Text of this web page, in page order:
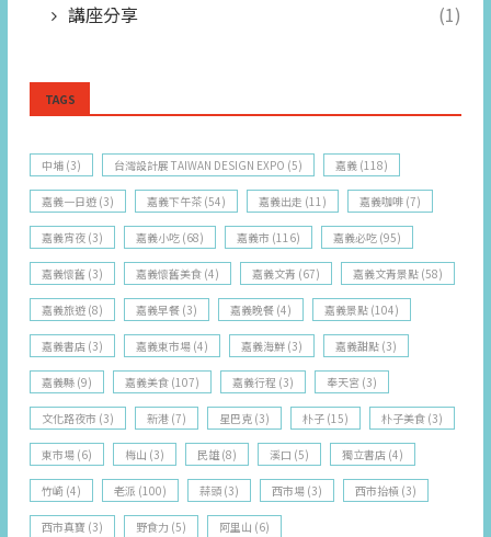
講座分享
(1)
TAGS
中埔 (3) 台灣設計展 TAIWAN DESIGN EXPO (5) 嘉義 (118)
嘉義一日遊 (3) 嘉義下午茶 (54) 嘉義出走 (11) 嘉義咖啡 (7)
嘉義宵夜 (3) 嘉義小吃 (68) 嘉義市 (116) 嘉義必吃 (95)
嘉義懷舊 (3) 嘉義懷舊美食 (4) 嘉義文青 (67) 嘉義文青景點 (58)
嘉義旅遊 (8) 嘉義早餐 (3) 嘉義晚餐 (4) 嘉義景點 (104)
嘉義書店 (3) 嘉義東市場 (4) 嘉義海鮮 (3) 嘉義甜點 (3)
嘉義縣 (9) 嘉義美食 (107) 嘉義行程 (3) 奉天宮 (3)
文化路夜市 (3) 新港 (7) 星巴克 (3) 朴子 (15) 朴子美食 (3)
東市場 (6) 梅山 (3) 民雄 (8) 溪口 (5) 獨立書店 (4)
竹崎 (4) 老派 (100) 蒜頭 (3) 西市場 (3) 西市抬槓 (3)
西市真寶 (3) 野食力 (5) 阿里山 (6)